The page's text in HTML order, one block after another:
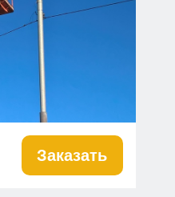
Заказать